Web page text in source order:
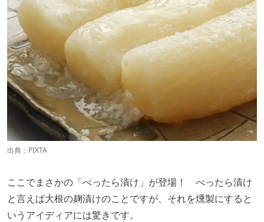
出典：PIXTA
ここでまさかの「べったら漬け」が登場！ べったら漬け
と言えば大根の麹漬けのことですが、それを燻製にすると
いうアイディアには驚きです。